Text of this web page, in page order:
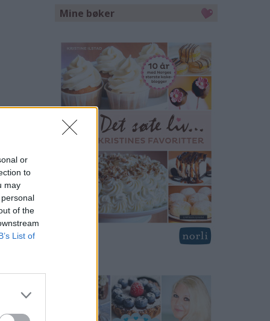
or
to
may
of the
List of
fra
Mine bøker